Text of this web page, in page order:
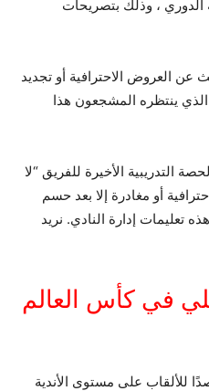
، وذلك بتصريحات
العروض الاحترافية أو تجديد
الذي ينتظره المشجعون هذا
التدريبية الأخيرة للفريق “لا
أو مغادرة إلا بعد حسم
إدارة النادي. نريد
في كأس العالم
للألقاب على مستوى الأندية